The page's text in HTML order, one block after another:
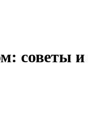
советы и